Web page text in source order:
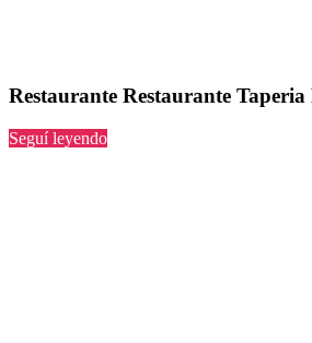
Restaurante Restaurante Taperia
Seguí leyendo“Restaurante